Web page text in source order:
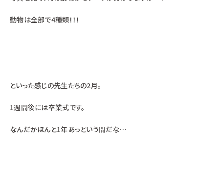
動物は全部で4種類！！！
といった感じの先生たちの2月。
1週間後には卒業式です。
なんだかほんと1年あっという間だな…